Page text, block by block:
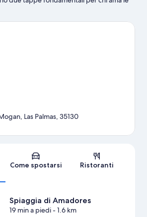
invece, tra le principali attrazioni
del Lago Taurito e Angry Birds Activity
Mappa
Las Palmas, 35130
Come spostarsi Ristoranti
Spiaggia di Amadores
19 min a piedi- 1.6 km